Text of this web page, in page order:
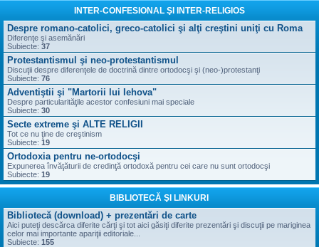
INTER-CONFESIONAL ŞI INTER-RELIGIOS
Despre romano-catolici, greco-catolici şi alţi creştini uniţi cu Roma
Diferenţe şi asemănări
Subiecte: 37
Protestantismul şi neo-protestantismul
Discuţii despre diferenţele de doctrină dintre ortodocşi şi (neo-)protestanţi
Subiecte: 76
Adventiştii şi "Martorii lui Iehova"
Despre particularităţile acestor confesiuni mai speciale
Subiecte: 30
Secte extreme şi ALTE RELIGII
Tot ce nu ţine de creştinism
Subiecte: 19
Ortodoxia pentru ne-ortodocşi
Expunerea învăţăturii de credinţă ortodoxă pentru cei care nu sunt ortodocşi
Subiecte: 19
BIBLIOTECĂ ŞI LINKURI
Bibliotecă (download) + prezentări de carte
Aici puteţi descărca diferite cărţi şi tot aici găsiţi diferite prezentări şi discuţii pe mariginea
celor mai importante apariţii editoriale...
Subiecte: 155